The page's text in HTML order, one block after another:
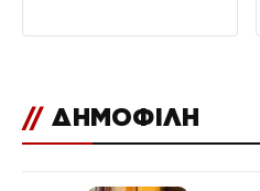
// ΔΗΜΟΦΙΛΗ